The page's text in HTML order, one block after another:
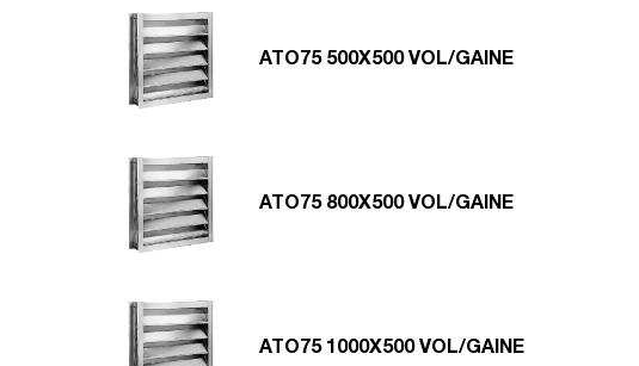
ATO75 500X500 VOL/GAINE
ATO75 800X500 VOL/GAINE
ATO75 1000X500 VOL/GAINE